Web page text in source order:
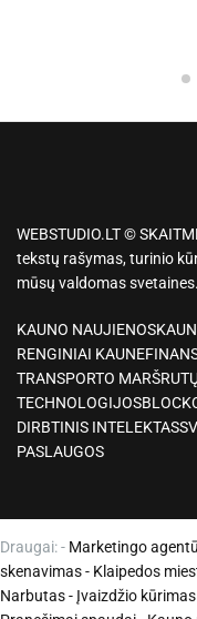
WEBSTUDIO.LT ©
tekstų rašymas, turinio
mūsų valdomas
KAUNO NAUJIENOS
RENGINIAI KAUNE
TRANSPORTO
TECHNOLOGIJOS
DIRBTINIS INTELEKTAS
PASLAUGOS
Draugai: - Marketingo
skenavimas- Klaipedos
Narbutas- Įvaizdžio kūrimas